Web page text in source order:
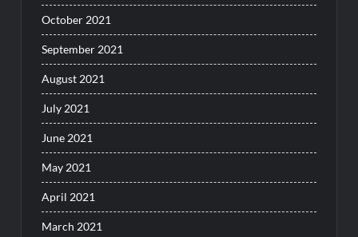
October 2021
September 2021
August 2021
July 2021
June 2021
May 2021
April 2021
March 2021